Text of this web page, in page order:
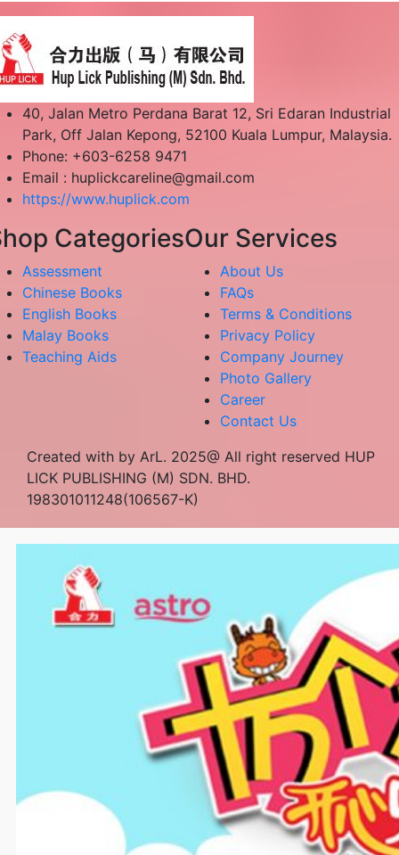
40, Jalan Metro Perdana Barat 12, Sri Edaran Industrial
Park, Off Jalan Kepong, 52100 Kuala Lumpur, Malaysia.
Phone: +603-6258 9471
Email : huplickcareline@gmail.com
https://www.huplick.com
Categories
Assessment
Chinese Books
English Books
Malay Books
Teaching Aids
Our Services
About Us
FAQs
Terms & Conditions
Privacy Policy
Company Journey
Photo Gallery
Career
Contact Us
Created with by ArL. 2025@ All right reserved HUP
LICK PUBLISHING (M) SDN. BHD.
198301011248(106567-K)